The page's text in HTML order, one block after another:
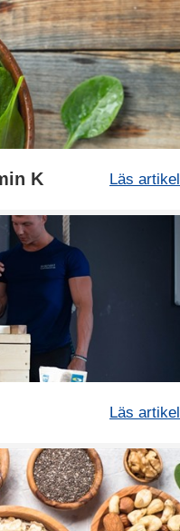
K Läs artikel
Läs artikel